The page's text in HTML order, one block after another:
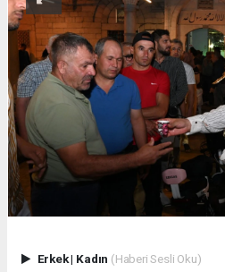
Erkek| Kadın (Haberi Sesli Oku)